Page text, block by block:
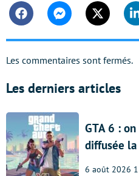
FacebookMessengerTwitter
Les commentaires sont fermés.
Les derniers articles
GTA 6 :
diffusée la
6 août 2026